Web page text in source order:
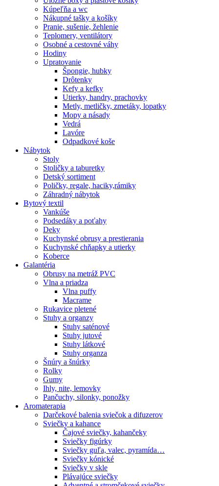
Kúpeľňa a wc
Nákupné tašky a košíky
Pranie, sušenie, žehlenie
Teplomery, ventilátory
Osobné a cestovné váhy
Hodiny
Upratovanie
Špongie, hubky
Drôtenky
Kefy a kefky
Utierky, handry, prachovky
Metly, metličky, zmetáky, lopatky
Mopy a násady
Vedrá
Lavóre
Odpadkové koše
Nábytok
Stoly
Stoličky a taburetky
Detský sortiment
Poličky, regale, haciky,rámiky
Záhradný nábytok
Bytový textil
Vankúše
Podsedáky a poťahy
Deky
Kuchynské obrusy a prestierania
Kuchynské chňapky a utierky
Koberce
Galantéria
Obrusy na metráž PVC
Vlna a priadza
Vlna puffy
Macrame
Rukavice pletené
Stuhy a organzy
Stuhy saténové
Stuhy jutové
Stuhy látkové
Stuhy organza
Šnúry a šnúrky
Rolky
Gumy
Ihly, nite, lemovky
Pančuchy, silonky, ponožky
Aromaterapia
Darčekové balenia sviečok a difuzerov
Sviečky a kahance
Čajové sviečky, kahančeky
Sviečky figúrky
Sviečky guľa, valec, pyramída…
Sviečky kónické
Sviečky v skle
Plávajúce sviečky